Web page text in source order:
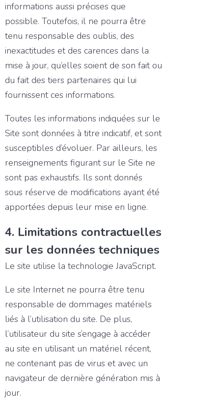
informations aussi précises que
possible. Toutefois, il ne pourra être
tenu responsable des oublis, des
inexactitudes et des carences dans la
mise à jour, qu’elles soient de son fait ou
du fait des tiers partenaires qui lui
fournissent ces informations.
Toutes les informations indiquées sur le
Site sont données à titre indicatif, et sont
susceptibles d’évoluer. Par ailleurs, les
renseignements figurant sur le Site ne
sont pas exhaustifs. Ils sont donnés
sous réserve de modifications ayant été
apportées depuis leur mise en ligne.
4. Limitations contractuelles
sur les données techniques
Le site utilise la technologie JavaScript.
Le site Internet ne pourra être tenu
responsable de dommages matériels
liés à l’utilisation du site. De plus,
l’utilisateur du site s’engage à accéder
au site en utilisant un matériel récent,
ne contenant pas de virus et avec un
navigateur de dernière génération mis à
jour.